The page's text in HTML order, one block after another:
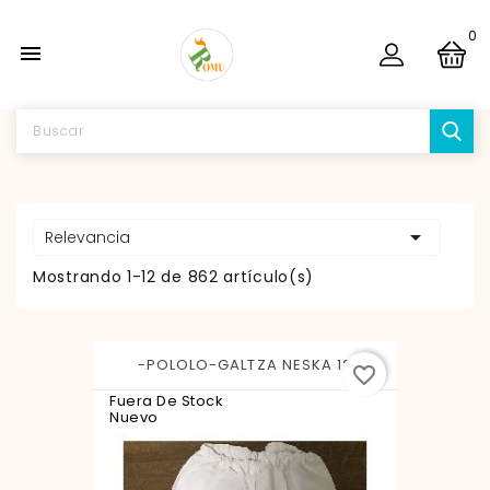

0
Relevancia 
Mostrando 1-12 de 862 artículo(s)
-POLOLO-GALTZA NESKA 12
Nuevo
Fuera De Stock
favorite_border